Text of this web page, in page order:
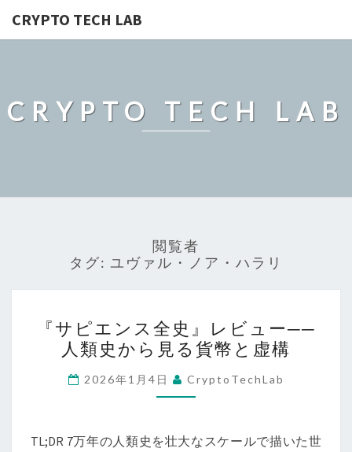
CRYPTO TECH LAB
CRYPTO TECH LAB
閲覧者
タグ: ユヴァル・ノア・ハラリ
ピ
エ
ン
ス
史』
『サピエンス全史』レビュー──
人類史から見る貨幣と虚構
2026年1月4日 CryptoTechLab
TL;DR 7万年の人類史を壮大なスケールで描いた世